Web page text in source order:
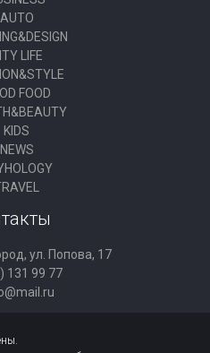
AUTO
LIFE
FOOD
KIDS
NEWS
ул. Попова, 17
131 99 77